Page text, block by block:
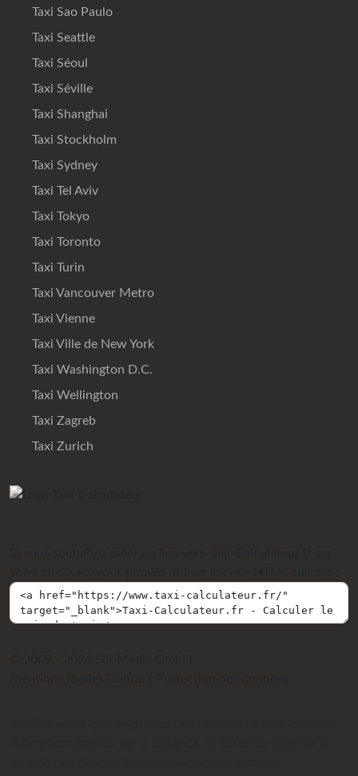
Taxi Sao Paulo
Taxi Seattle
Taxi Séoul
Taxi Séville
Taxi Shanghai
Taxi Stockholm
Taxi Sydney
Taxi Tel Aviv
Taxi Tokyo
Taxi Toronto
Taxi Turin
Taxi Vancouver Metro
Taxi Vienne
Taxi Ville de New York
Taxi Washington D.C.
Taxi Wellington
Taxi Zagreb
Taxi Zurich